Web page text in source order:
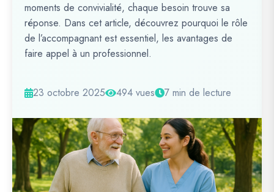
moments de convivialité, chaque besoin trouve sa
réponse. Dans cet article, découvrez pourquoi le rôle
de l’accompagnant est essentiel, les avantages de
faire appel à un professionnel.
23 octobre 2025 494 vues 7 min de lecture